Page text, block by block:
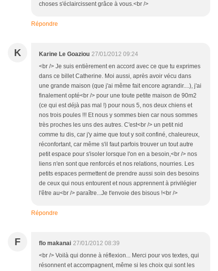
choses s'éclaircissent grâce à vous.<br />
Répondre
K Karine Le Goaziou 27/01/2012 09:24
<br /> Je suis entièrement en accord avec ce que tu exprimes
dans ce billet Catherine. Moi aussi, après avoir vécu dans
une grande maison (que j'ai même fait encore agrandir....), j'ai
finalement opté<br /> pour une toute petite maison de 90m2
(ce qui est déjà pas mal !) pour nous 5, nos deux chiens et
nos trois poules !!! Et nous y sommes bien car nous sommes
très proches les uns des autres. C'est<br /> un petit nid
comme tu dis, car j'y aime que tout y soit confiné, chaleureux,
réconfortant, car même s'il faut parfois trouver un tout autre
petit espace pour s'isoler lorsque l'on en a besoin,<br /> nos
liens n'en sont que renforcés et nos relations, nourries. Les
petits espaces permettent de prendre aussi soin des besoins
de ceux qui nous entourent et nous apprennent à privilégier
l'être au<br /> paraître...Je t'envoie des bisous !<br />
Répondre
F flo makanai 27/01/2012 08:39
<br /> Voilà qui donne à réflexion... Merci pour vos textes, qui
résonnent et accompagnent, même si les choix qui sont les